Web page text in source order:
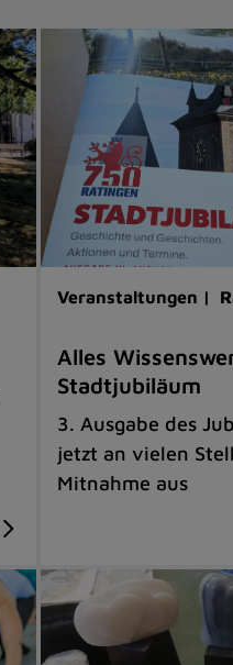
Veranstaltungen |
Alles
Stadtjubiläum
3. Ausgabe des
jetzt an vielen
Mitnahme aus